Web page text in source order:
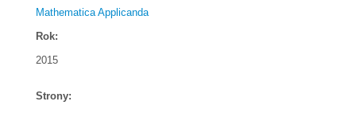
Mathematica Applicanda
Rok:
2015
Strony: